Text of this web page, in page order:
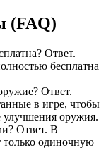
(FAQ)
Ответ.
бесплатна
Ответ.
в игре, чтобы
улучшения оружия.
Ответ. В
только одиночную